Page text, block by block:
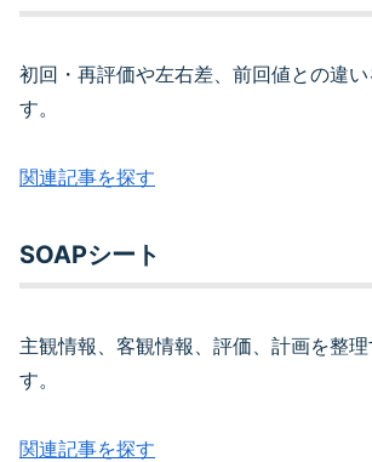
初回・再評価や左右差、前回値との違
す。
関連記事を探す
SOAPシート
主観情報、客観情報、評価、計画を整
す。
関連記事を探す